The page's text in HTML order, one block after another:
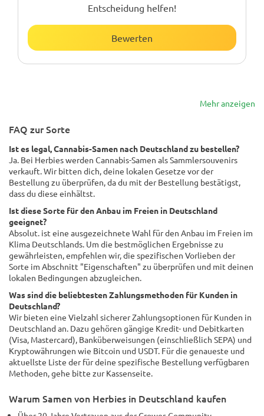
Entscheidung helfen!
Bewerten
Mehr anzeigen
FAQ zur Sorte
Ist es legal, Cannabis-Samen nach Deutschland zu bestellen?
Ja. Bei Herbies werden Cannabis-Samen als Sammlersouvenirs
verkauft. Wir bitten dich, deine lokalen Gesetze vor der
Bestellung zu überprüfen, da du mit der Bestellung bestätigst,
dass du diese einhältst.
Ist diese Sorte für den Anbau im Freien in Deutschland
geeignet?
Absolut. ist eine ausgezeichnete Wahl für den Anbau im Freien im
Klima Deutschlands. Um die bestmöglichen Ergebnisse zu
gewährleisten, empfehlen wir, die spezifischen Vorlieben der
Sorte im Abschnitt "Eigenschaften" zu überprüfen und mit deinen
lokalen Bedingungen abzugleichen.
Was sind die beliebtesten Zahlungsmethoden für Kunden in
Deutschland?
Wir bieten eine Vielzahl sicherer Zahlungsoptionen für Kunden in
Deutschland an. Dazu gehören gängige Kredit- und Debitkarten
(Visa, Mastercard), Banküberweisungen (einschließlich SEPA) und
Kryptowährungen wie Bitcoin und USDT. Für die genaueste und
aktuellste Liste der für deine spezifische Bestellung verfügbaren
Methoden, gehe bitte zur Kassenseite.
Warum Samen von Herbies in Deutschland kaufen